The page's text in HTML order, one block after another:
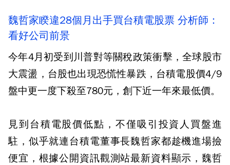
魏哲家睽違28個月出手買台積電股票 分析師：
看好公司前景
今年4月初受到川普對等關稅政策衝擊，全球股市
大震盪，台股也出現恐慌性暴跌，台積電股價4/9
盤中更一度下殺至780元，創下近一年來最低價。
見到台積電股價低點，不僅吸引投資人買盤進
駐，似乎就連台積電董事長魏哲家都趁機進場撿
便宜，根據公開資訊觀測站最新資料顯示，魏哲